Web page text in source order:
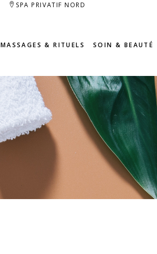
SPA PRIVATIF NORD
MASSAGES & RITUELS SOIN & BEAUTÉ